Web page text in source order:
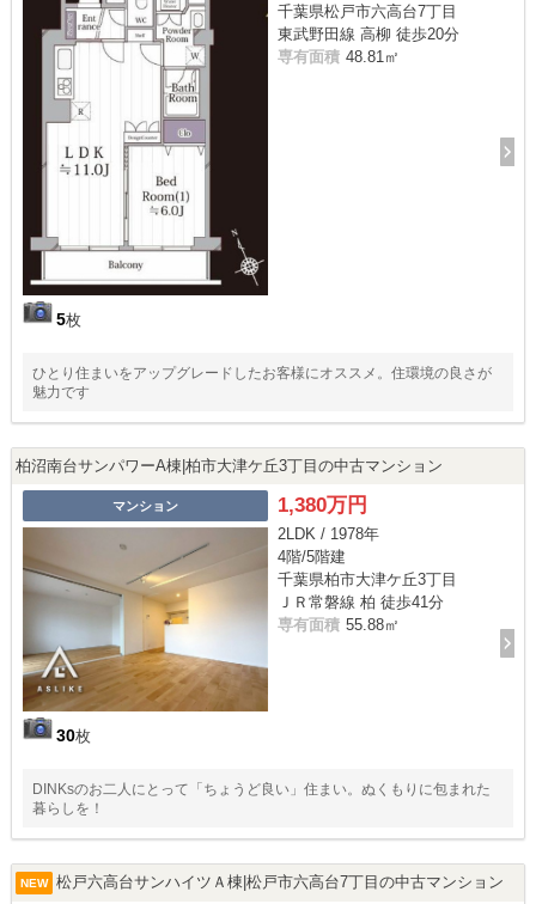
5枚
千葉県松戸市六高台7丁目
東武野田線 高柳 徒歩20分
専有面積 48.81㎡
ひとり住まいをアップグレードしたお客様にオススメ。住環境の良さが
魅力です
柏沼南台サンパワーA棟|柏市大津ケ丘3丁目の中古マンション
マンション
30枚
1,380万円
2LDK / 1978年
4階/5階建
千葉県柏市大津ケ丘3丁目
ＪＲ常磐線 柏 徒歩41分
専有面積 55.88㎡
DINKsのお二人にとって「ちょうど良い」住まい。ぬくもりに包まれた
暮らしを！
NEW 松戸六高台サンハイツＡ棟|松戸市六高台7丁目の中古マンション